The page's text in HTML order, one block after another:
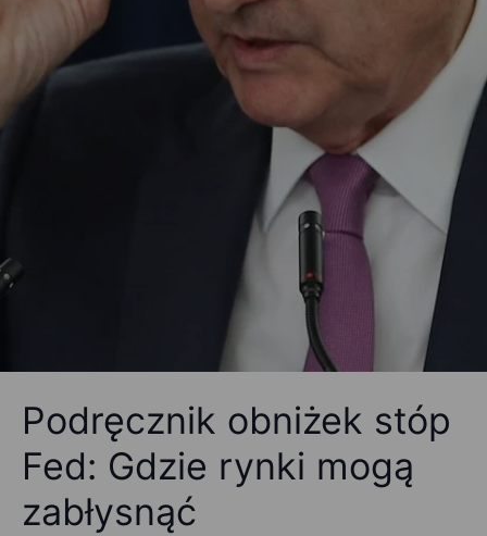
Podręcznik obniżek stóp
Fed: Gdzie rynki mogą
zabłysnąć